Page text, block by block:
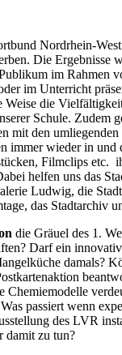
Nordrhein-
Die Ergebnisse
im Rahmen
im Unterricht
Weise die
Schule. Zudem
mit den
immer wieder in und
Filmclips etc.
helfen uns das
Ludwig, die
das Stadtarchiv
die Gräuel des 1.
Darf ein
damals?
Chemiemodelle
passiert wenn
des LVR
damit zu tun?